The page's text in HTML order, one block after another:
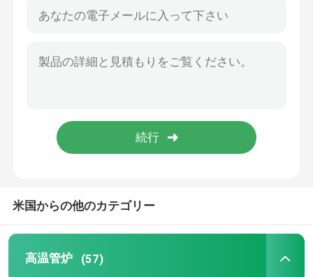
米国からの他のカテゴリー
高温管炉 (57)